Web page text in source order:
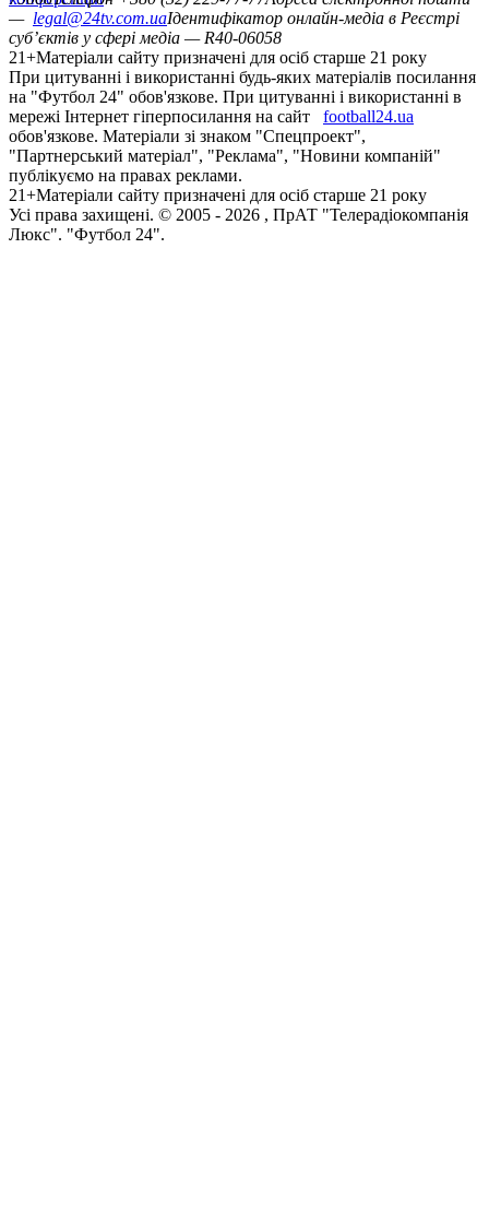
— legal@24tv.com.uaІдентифікатор онлайн-медіа в Реєстрі
суб’єктів у сфері медіа — R40-06058
21+Матеріали сайту призначені для осіб старше 21 року
При цитуванні і використанні будь-яких матеріалів посилання
на "Футбол 24" обов'язкове. При цитуванні і використанні в
мережі Інтернет гіперпосилання на сайт
football24.ua
обов'язкове. Матеріали зі знаком "Спецпроект",
"Партнерський матеріал", "Реклама", "Новини компаній"
публікуємо на правах реклами.
21+Матеріали сайту призначені для осіб старше 21 року
Усi права захищенi. © 2005 - 2026 , ПрАТ "Телерадіокомпанія
Люкс". "Футбол 24".